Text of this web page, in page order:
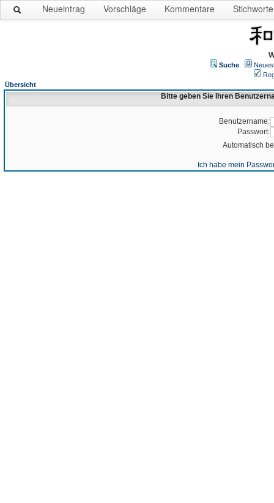
Neueintrag Vorschläge Kommentare Stichworte
Suche
Übersicht
Bitte geben Sie Ihren
Benutzername:
Passwort:
Automatisch
Ich habe mein